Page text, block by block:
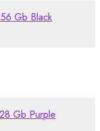
Gb Black
Gb Purple